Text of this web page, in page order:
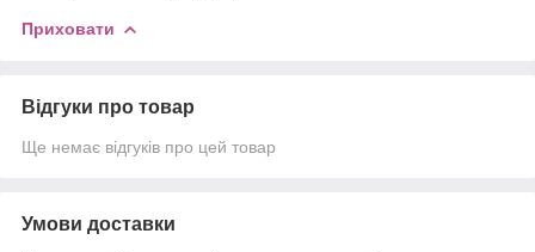
Приховати
Відгуки про товар
Ще немає відгуків про цей товар
Умови доставки